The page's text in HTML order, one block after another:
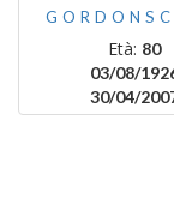
Età: 80
03/08/
30/04/